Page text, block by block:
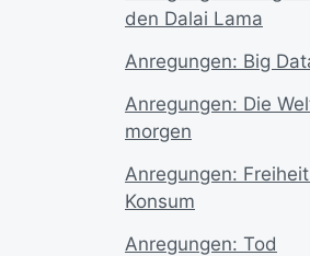
den Dalai Lama
Anregungen: Big
Anregungen: Die
morgen
Anregungen:
Konsum
Anregungen: Tod